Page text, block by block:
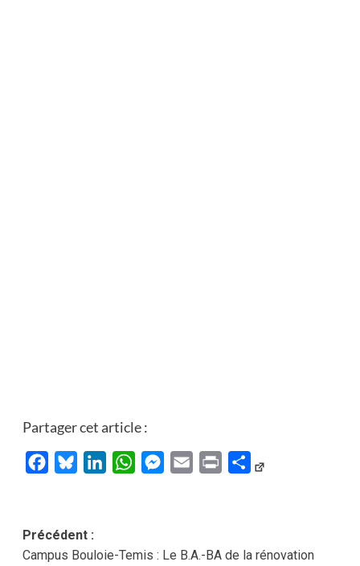
Partager cet article :
FacebookBlueskyLinkedInWhatsAppMessenger
Email Print Partager
Navigation
Précédent :
Campus Bouloie-Temis : Le B.A.-BA de la rénovation